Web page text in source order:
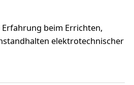
beim Errichten,
elektrotechnischer